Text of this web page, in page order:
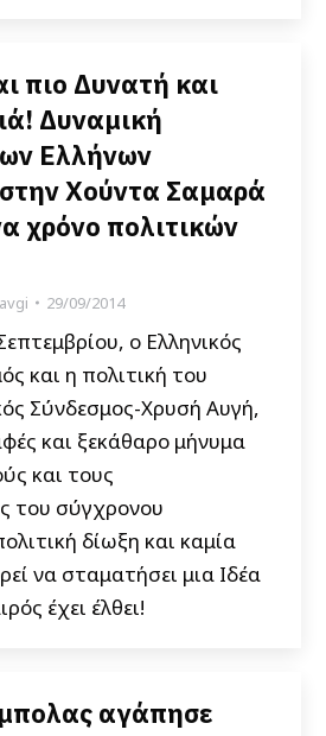
πιο Δυνατή και
Δυναμική
Ελλήνων
Χούντα Σαμαρά
χρόνο πολιτικών
29/09/2014
ο Ελληνικός
και η πολιτική του
Σύνδεσμος-Χρυσή Αυγή,
και ξεκάθαρο μήνυμα
και τους
του σύγχρονου
δίωξη και καμία
να σταματήσει μια Ιδέα
έχει έλθει!
αγάπησε